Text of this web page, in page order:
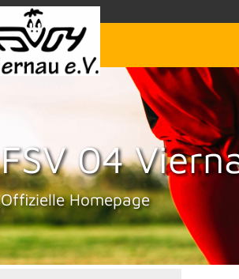
FSV 04
Offizielle Homepage